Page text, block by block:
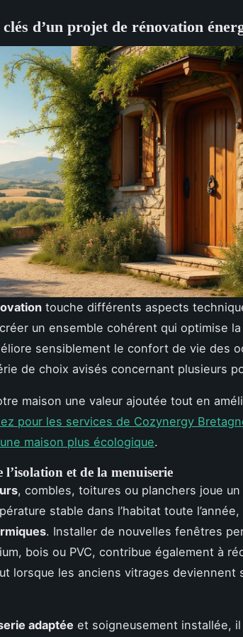
d’un projet de rénovation
touche différents aspects
un ensemble cohérent qui optimise la
sensiblement le confort de vie des
de choix avisés concernant plusieurs
maison une valeur ajoutée tout en
pour les services de Cozynergy
maison plus écologique.
l’isolation et de la menuiserie
, combles, toitures ou planchers joue
stable dans l’habitat toute
. Installer de nouvelles fenêtres
bois ou PVC, contribue également à
lorsque les anciens vitrages deviennent
adaptée et soigneusement installée,